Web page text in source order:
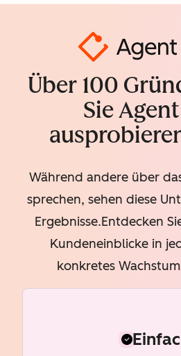
Über 100
Sie
Während andere über
sprechen, sehen diese
Ergebnisse.Entdecken
Kundeneinblicke in
konkretes